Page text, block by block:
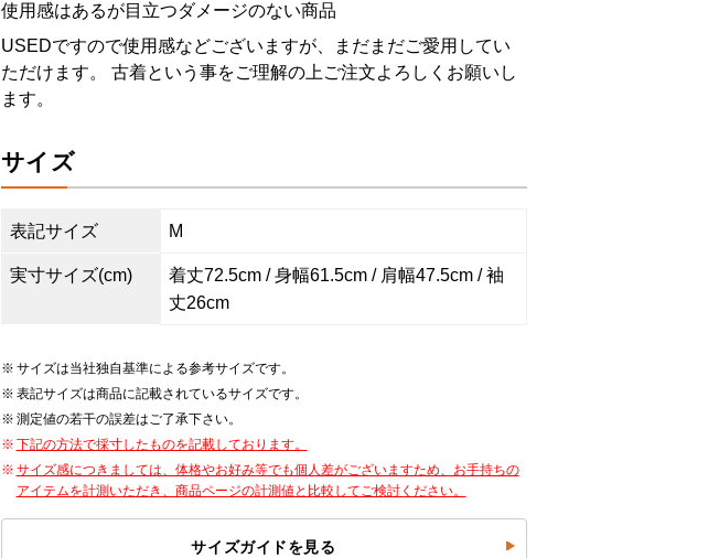
使用感はあるが目立つダメージのない商品
USEDですので使用感などございますが、まだまだご愛用してい
ただけます。 古着という事をご理解の上ご注文よろしくお願いし
ます。
サイズ
表記サイズ M
実寸サイズ(cm)
着丈72.5cm / 身幅61.5cm / 肩幅47.5cm / 袖
丈26cm
サイズは当社独自基準による参考サイズです。
表記サイズは商品に記載されているサイズです。
測定値の若干の誤差はご了承下さい。
下記の方法で採寸したものを記載しております。
サイズ感につきましては、体格やお好み等でも個人差がございますため、お手持ちの
アイテムを計測いただき、商品ページの計測値と比較してご検討ください。
サイズガイドを見る